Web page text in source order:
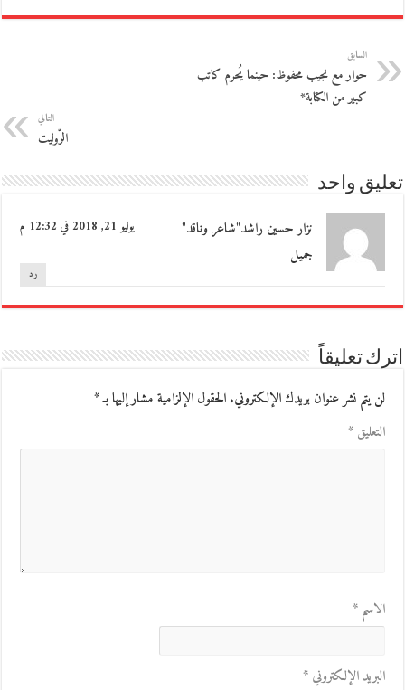
السابق
حوار مع نجيب محفوظ: حينما يُحرم كاتب
كبير من الكتابة*
التالي
الرّوليت
تعليق واحد
نزار حسين راشد"شاعر وناقد" يوليو 21, 2018 في 12:32 م
جميل
رد
اترك تعليقاً
لن يتم نشر عنوان بريدك الإلكتروني.الحقول الإلزامية مشار إليها بـ*
التعليق*
الاسم*
البريد الإلكتروني*